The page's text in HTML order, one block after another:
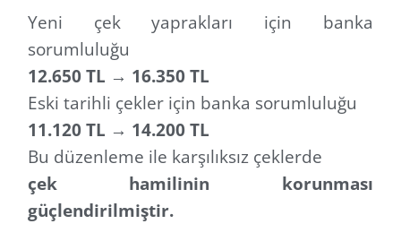
Yeni çek yaprakları için banka
sorumluluğu
12.650 TL → 16.350 TL
Eski tarihli çekler için banka sorumluluğu
11.120 TL → 14.200 TL
Bu düzenleme ile karşılıksız çeklerde
çek hamilinin korunması
güçlendirilmiştir.